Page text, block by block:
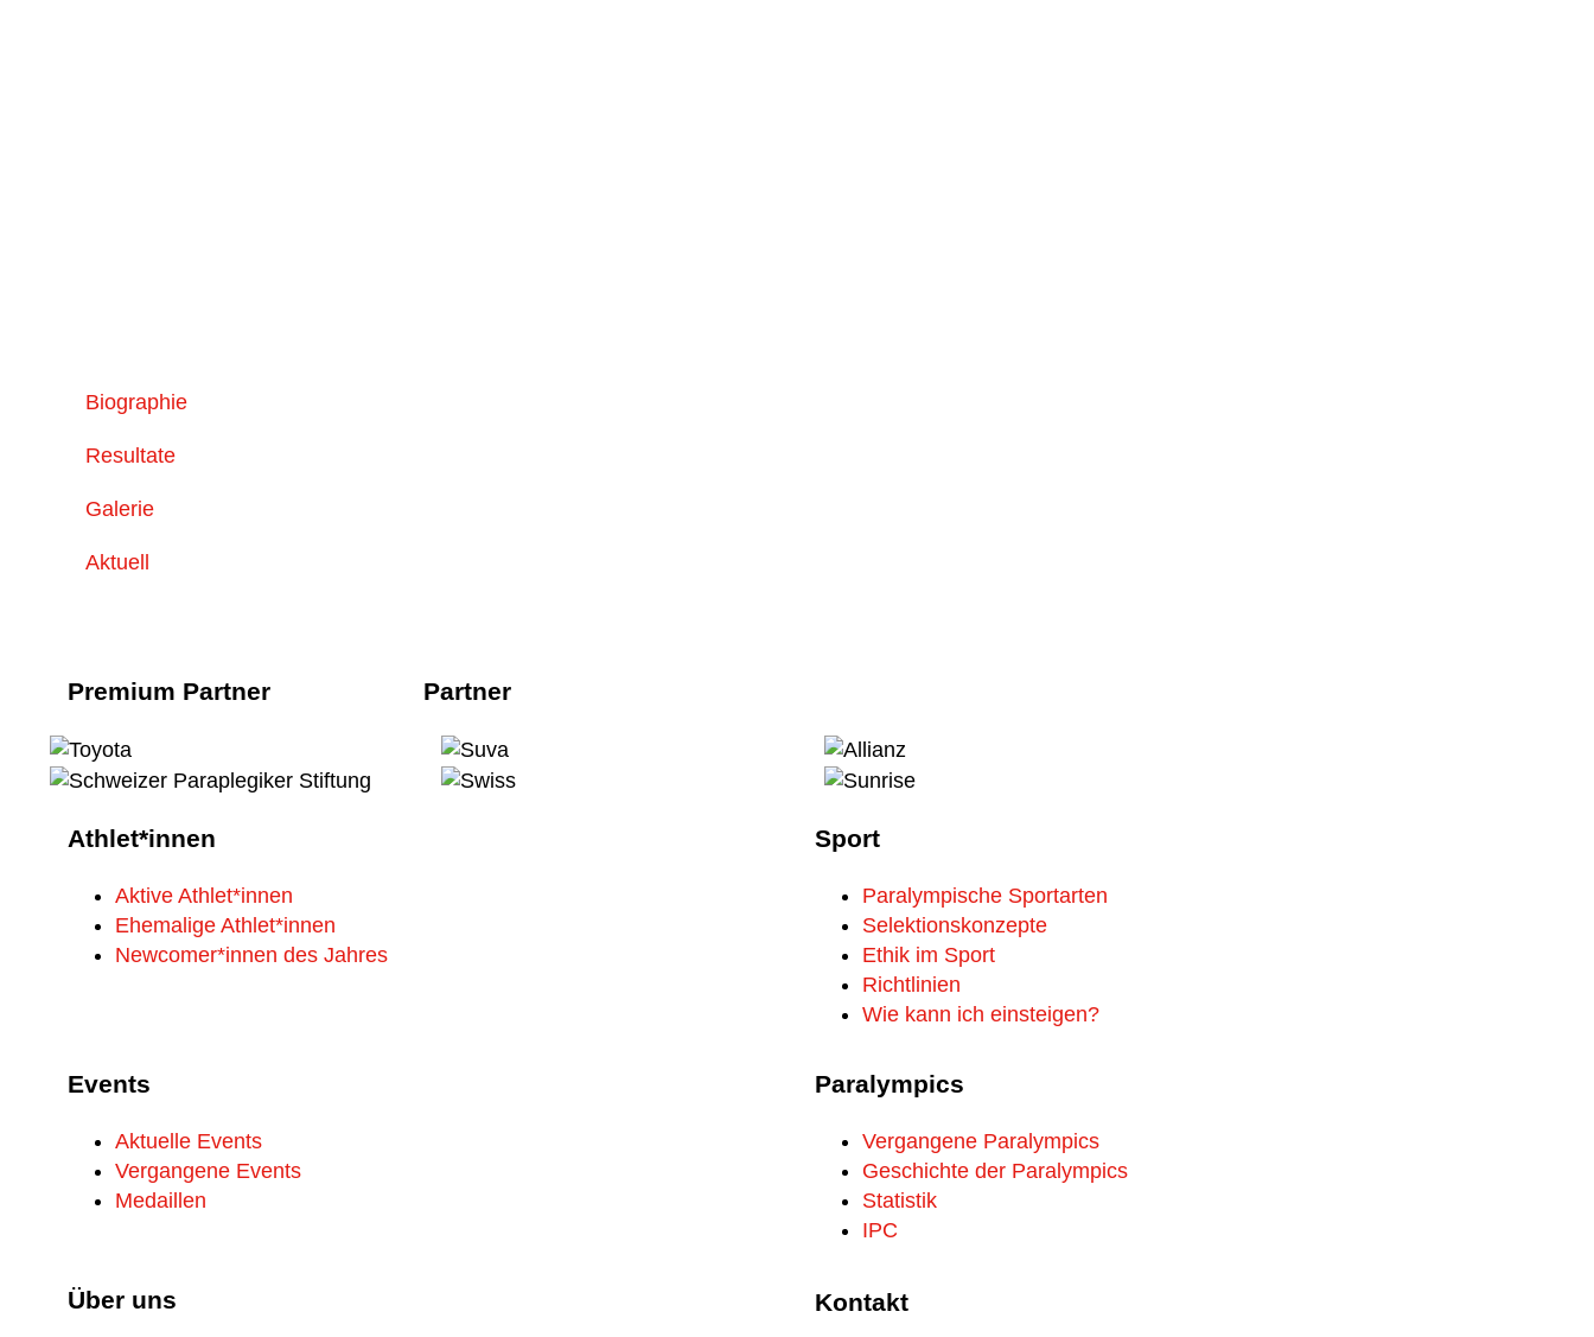
Biographie
Resultate
Galerie
Aktuell
Premium Partner Partner
Athlet*innen
Aktive Athlet*innen
Ehemalige Athlet*innen
Newcomer*innen des Jahres
Sport
Paralympische Sportarten
Selektionskonzepte
Ethik im Sport
Richtlinien
Wie kann ich einsteigen?
Events
Aktuelle Events
Vergangene Events
Medaillen
Paralympics
Vergangene Paralympics
Geschichte der Paralympics
Statistik
IPC
Über uns Kontakt